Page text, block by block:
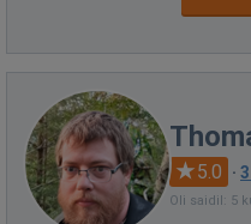
5.0 ·
Oli saidil: 5